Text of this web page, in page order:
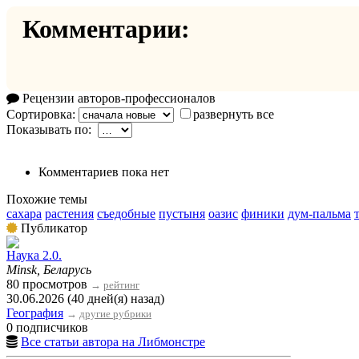
Комментарии:
Рецензии авторов-профессионалов
Сортировка:
развернуть все
Показывать по:
Комментариев пока нет
Похожие темы
сахара растения съедобные пустыня оазис финики дум-пальма
Публикатор
Наука 2.0.
Minsk, Беларусь
80 просмотров → рейтинг
30.06.2026 (40 дней(я) назад)
География → другие рубрики
0 подписчиков
Все статьи автора на Либмонстре